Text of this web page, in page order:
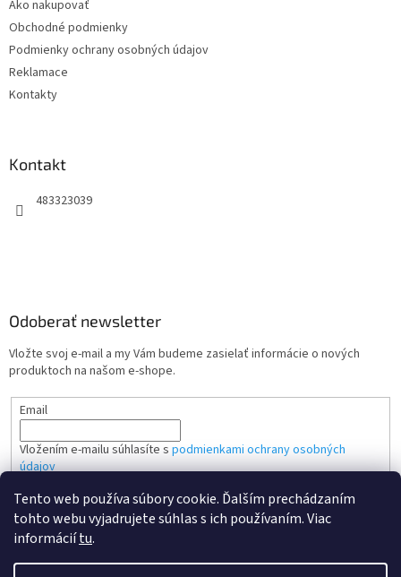
Tento web používa súbory cookie. Ďalším prechádzaním
tohto webu vyjadrujete súhlas s ich používaním. Viac
informáciítu.
Ako nakupovať
Obchodné podmienky
Podmienky ochrany osobných údajov
Reklamace
Kontakty
Kontakt
483323039
Odoberať newsletter
Vložte svoj e-mail a my Vám budeme zasielať informácie o nových
produktoch na našom e-shope.
Email
Vložením e-mailu súhlasíte s podmienkami ochrany osobných
údajov
PRIHLÁSIŤ SA